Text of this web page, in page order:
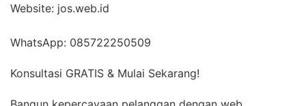
Website: jos.web.id
WhatsApp: 085722250509
Konsultasi GRATIS & Mulai Sekarang!